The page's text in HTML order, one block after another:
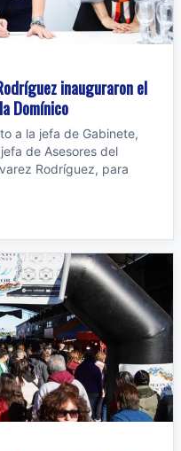
inauguraron el
Domínico
a la jefa de Gabinete,
de Asesores del
Rodríguez, para